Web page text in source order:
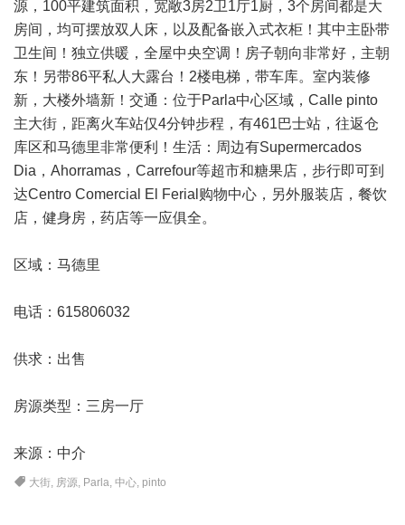
源，100平建筑面积，宽敞3房2卫1厅1厨，3个房间都是大
房间，均可摆放双人床，以及配备嵌入式衣柜！其中主卧带
卫生间！独立供暖，全屋中央空调！房子朝向非常好，主朝
东！另带86平私人大露台！2楼电梯，带车库。室内装修
新，大楼外墙新！交通：位于Parla中心区域，Calle pinto
主大街，距离火车站仅4分钟步程，有461巴士站，往返仓
库区和马德里非常便利！生活：周边有Supermercados
Dia，Ahorramas，Carrefour等超市和糖果店，步行即可到
达Centro Comercial El Ferial购物中心，另外服装店，餐饮
店，健身房，药店等一应俱全。
区域：马德里
电话：615806032
供求：出售
房源类型：三房一厅
来源：中介
大街, 房源, Parla,中心, pinto